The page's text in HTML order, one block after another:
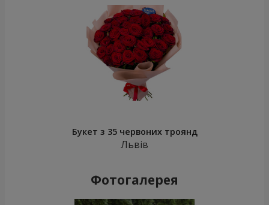
Букет з 35 червоних троянд
Львів
Фотогалерея